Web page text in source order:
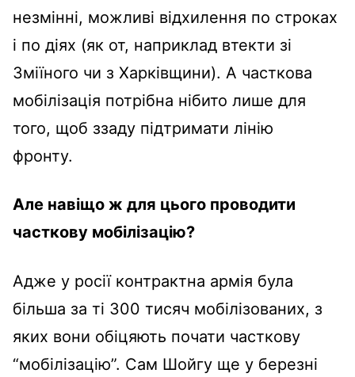
незмінні, можливі відхилення по строках
і по діях (як от, наприклад втекти зі
Зміїного чи з Харківщини). А часткова
мобілізація потрібна нібито лише для
того, щоб ззаду підтримати лінію
фронту.
Але навіщо ж для цього проводити
часткову мобілізацію?
Адже у росії контрактна армія була
більша за ті 300 тисяч мобілізованих, з
яких вони обіцяють почати часткову
“мобілізацію”. Сам Шойгу ще у березні